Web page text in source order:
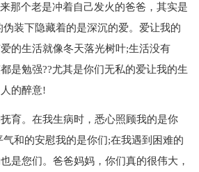
那个老是冲着自己发火的爸爸，其实是
装下隐藏着的是深沉的爱。爱让我的
的生活就像冬天落光树叶;生活没有
是勉强??尤其是你们无私的爱让我的生
的醉意!
育。在我生病时，悉心照顾我的是你
和的安慰我的是你们;在我遇到困难的
是您们。爸爸妈妈，你们真的很伟大，